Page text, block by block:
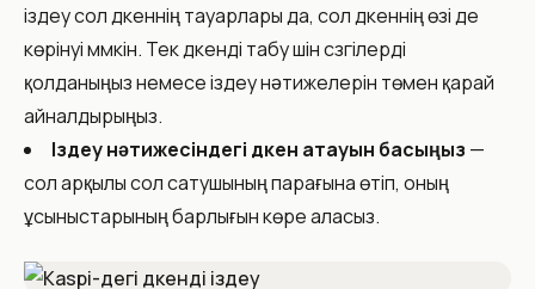
іздеу сол дүкеннің тауарлары да, сол дүкеннің өзі де
көрінуі мүмкін. Тек дүкенді табу үшін сүзгілерді
қолданыңыз немесе іздеу нәтижелерін төмен қарай
айналдырыңыз.
Іздеу нәтижесіндегі дүкен атауын басыңыз —
сол арқылы сол сатушының парағына өтіп, оның
ұсыныстарының барлығын көре аласыз.